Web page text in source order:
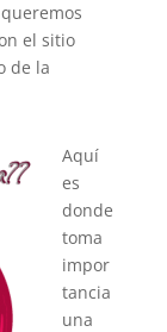
el sitio
de la
Aquí
es
donde
toma
impor
tancia
una